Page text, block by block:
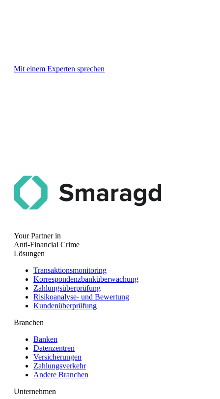
Mit einem Experten sprechen
Your Partner in
Anti-Financial Crime
Lösungen
Transaktionsmonitoring
Korrespondenzbanküberwachung
Zahlungsüberprüfung
Risikoanalyse- und Bewertung
Kundenüberprüfung
Branchen
Banken
Datenzentren
Versicherungen
Zahlungsverkehr
Andere Branchen
Unternehmen